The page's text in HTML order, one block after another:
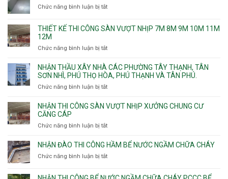
Chức năng bình luận bị tắt
chống
thấm
THIẾT KẾ THI CÔNG SÀN VƯỢT NHỊP 7M 8M 9M 10M 11M
12M
Chức năng bình luận bị tắt
kế
thi
nhịp
10m
NHẬN THẦU XÂY NHÀ CÁC PHƯỜNG TÂY THẠNH, TÂN
SƠN NHÌ, PHÚ THỌ HÒA, PHÚ THẠNH VÀ TÂN PHÚ.
Chức năng bình luận bị tắt
thầu
phường
Tây
Sơn
NHẬN THI CÔNG SÀN VƯỢT NHỊP XƯỞNG CHUNG CƯ
CĂNG CÁP
Chức năng bình luận bị tắt
thi
nhịp
NHẬN ĐÀO THI CÔNG HẦM BỂ NƯỚC NGẦM CHỮA CHÁY
Chức năng bình luận bị tắt
đào